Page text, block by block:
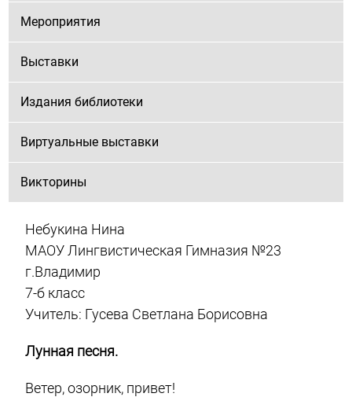
Мероприятия
Выставки
Издания библиотеки
Виртуальные выставки
Викторины
Небукина Нина
МАОУ Лингвистическая Гимназия №23
г.Владимир
7-б класс
Учитель: Гусева Светлана Борисовна
Лунная песня.
Ветер, озорник, привет!